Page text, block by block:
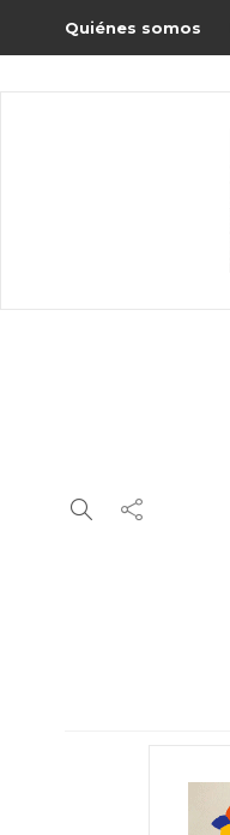
Quiénes somos